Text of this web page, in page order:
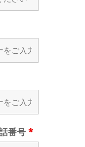
番号 *